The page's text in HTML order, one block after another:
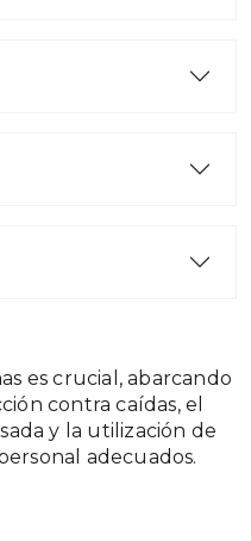
es crucial, abarcando
contra caídas, el
y la utilización de
adecuados.